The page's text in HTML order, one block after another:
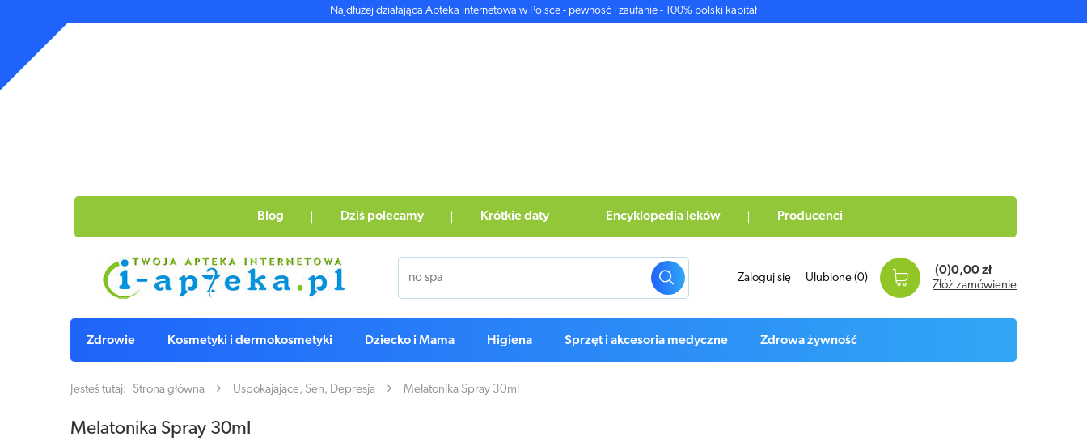
Najdłużej działająca Apteka internetowa w Polsce - pewność i zaufanie - 100% polski kapitał
Blog Dziś polecamy Krótkie daty Encyklopedia leków Producenci
Zaloguj się Ulubione (0)
(0)0,00 zł
Złóż zamówienie
Zdrowie Kosmetyki i dermokosmetyki Dziecko i Mama Higiena Sprzęt i akcesoria medyczne Zdrowa żywność
Jesteś tutaj: Strona główna Uspokajające, Sen, Depresja Melatonika Spray 30ml
Melatonika Spray 30ml